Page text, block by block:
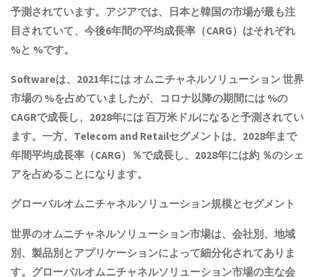
予測されています。アジアでは、日本と韓国の市場が最も注
目されていて、今後6年間の平均成長率（CARG）はそれぞれ
%と %です。
Softwareは、2021年には オムニチャネルソリューション 世界
市場の %を占めていましたが、コロナ以降の期間には %の
CAGRで成長し、2028年には 百万米ドルになると予測されてい
ます。一方、Telecom and Retailセグメントは、2028年まで
年間平均成長率（CARG）％で成長し、2028年には約 ％のシェ
アを占めることになります。
グローバルオムニチャネルソリューション規模とセグメント
世界のオムニチャネルソリューション市場は、会社別、地域
別、製品別とアプリケーションによって細分化されてありま
す。グローバルオムニチャネルソリューション市場の主な会